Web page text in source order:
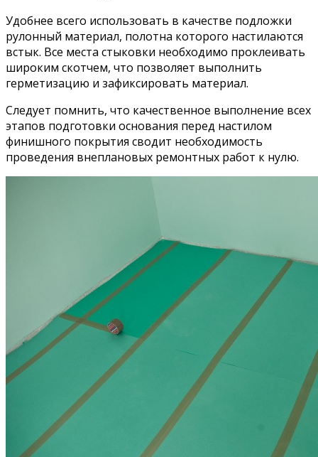
Удобнее всего использовать в качестве подложки
рулонный материал, полотна которого настилаются
встык. Все места стыковки необходимо проклеивать
широким скотчем, что позволяет выполнить
герметизацию и зафиксировать материал.
Следует помнить, что качественное выполнение всех
этапов подготовки основания перед настилом
финишного покрытия сводит необходимость
проведения внеплановых ремонтных работ к нулю.